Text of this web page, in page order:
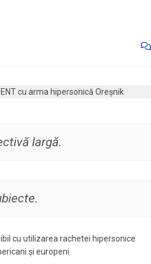
largă.
cu utilizarea rachetei hipersonice
și europeni.